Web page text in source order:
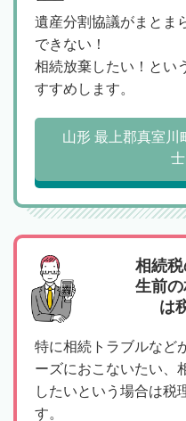
遺産分割協議がまとま
できない！
相続放棄したい！とい
すすめします。
山形 最上郡真室川
相続税
生前
は
特に相続トラブルなど
ーズにおこないたい、
したいという場合は税
す。